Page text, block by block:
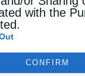
with the
CONFIRM